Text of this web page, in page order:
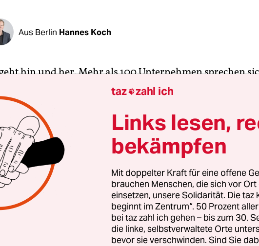
Aus Berlin Hannes Koch
hin und her. Mehr als 100 Unternehmen sprechen
Lieferkettengesetz aus. In ihrer am Dienstag
Erklärung fordern sie, „alle Firmen in der
Union“ zum Schutz der Menschenrechte und
Wirtschaftsorganisationen wie der
Industrie (BDI) warnen dagegen vor Regelungen,
zu sehr binden.
taz zahl ich
Links lesen,
bekämpfen
Mit doppelter Kraft für eine offene
brauchen Menschen, die sich vor
einsetzen, unsere Solidarität. Die
beginnt im Zentrum“. 50 Prozent
bei taz zahl ich gehen – bis zum 30.
die linke, selbstverwaltete Orte
bevor sie verschwinden. Sind Sie